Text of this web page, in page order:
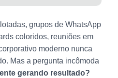
grupos de WhatsApp
coloridos, reuniões em
moderno nunca
Mas a pergunta incômoda
gerando resultado?